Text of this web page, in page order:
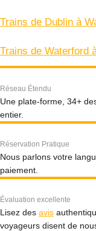
Trains de Dublin à
Trains de Waterford
Réseau Étendu
Une plate-forme, 34+
entier.
Réservation Pratique
Nous parlons votre
paiement.
Évaluation excellente
Lisez des avis
voyageurs disent de